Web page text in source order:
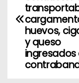
v
huevos,
y queso
ingresados